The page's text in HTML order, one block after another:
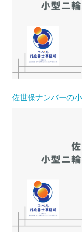
佐世保ナンバーの